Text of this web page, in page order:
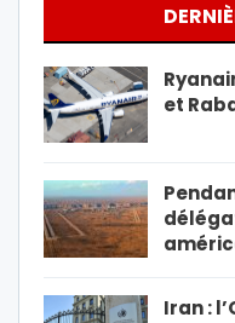
et
Iran :